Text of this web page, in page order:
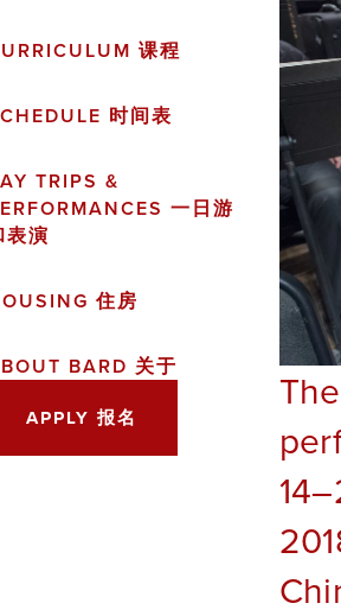
课程
时间表
TRIPS &
一日游
表演
住房
BARD 关于
APPLY 报名